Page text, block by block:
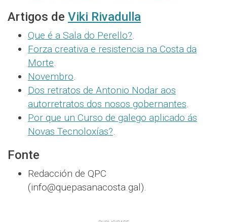
Artigos de Viki Rivadulla
Que é a Sala do Perello?.
Forza creativa e resistencia na Costa da
Morte.
Novembro.
Dos retratos de Antonio Nodar aos
autorretratos dos nosos gobernantes.
Por que un Curso de galego aplicado ás
Novas Tecnoloxías?.
Fonte
Redacción de QPC
(info@quepasanacosta.gal).